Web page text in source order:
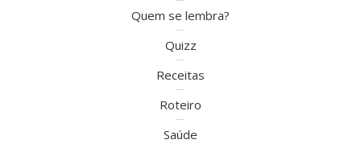
Quem se lembra?
Quizz
Receitas
Roteiro
Saúde